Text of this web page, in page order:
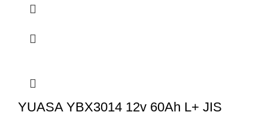
YUASA YBX3014 12v 60Ah L+ JIS